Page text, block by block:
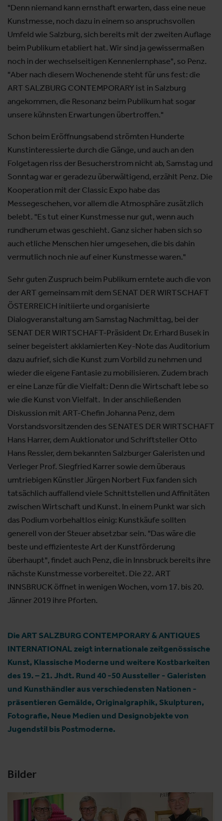
"Denn niemand kann ernsthaft erwarten, dass eine neue
Kunstmesse, noch dazu in einem so anspruchsvollen
Umfeld wie Salzburg, sich bereits mit der zweiten Auflage
beim Publikum etabliert hat. Wir sind ja gewissermaßen
noch in der wechselseitigen Kennenlernphase", so Penz.
"Aber nach diesem Wochenende steht für uns fest: die
ART SALZBURG CONTEMPORARY ist in Salzburg
angekommen, die Resonanz beim Publikum hat sogar
unsere kühnsten Erwartungen übertroffen."
Schon beim Eröffnungsabend strömten Hunderte
Kunstinteressierte durch die Gänge, und auch an den
Folgetagen riss der Besucherstrom nicht ab, Samstag und
Sonntag war er geradezu überwältigend, erzählt Penz. Die
Kooperation mit der Classic Expo habe das
Messegeschehen, vor allem die Atmosphäre zusätzlich
belebt. "Es tut einer Kunstmesse nur gut, wenn auch
rundherum etwas geschieht. Ganz sicher haben sich so
auch etliche Menschen hier umgesehen, die bis dahin
vermutlich noch nie auf einer Kunstmesse waren."
Sehr guten Zuspruch beim Publikum erntete auch die von
der ART gemeinsam mit dem SENAT DER WIRTSCHAFT
ÖSTERREICH initiierte und organisierte
Dialogveranstaltung am Samstag Nachmittag, bei der
SENAT DER WIRTSCHAFT-Präsident Dr. Erhard Busek in
seiner begeistert akklamierten Key-Note das Auditorium
dazu aufrief, sich die Kunst zum Vorbild zu nehmen und
wieder die eigene Fantasie zu mobilisieren. Zudem brach
er eine Lanze für die Vielfalt: Denn die Wirtschaft lebe so
wie die Kunst von Vielfalt. In der anschließenden
Diskussion mit ART-Chefin Johanna Penz, dem
Vorstandsvorsitzenden des SENATES DER WIRTSCHAFT
Hans Harrer, dem Auktionator und Schriftsteller Otto
Hans Ressler, dem bekannten Salzburger Galeristen und
Verleger Prof. Siegfried Karrer sowie dem überaus
umtriebigen Künstler Jürgen Norbert Fux fanden sich
tatsächlich auffallend viele Schnittstellen und Affinitäten
zwischen Wirtschaft und Kunst. In einem Punkt war sich
das Podium vorbehaltlos einig: Kunstkäufe sollten
generell von der Steuer absetzbar sein. "Das wäre die
beste und effizienteste Art der Kunstförderung
überhaupt", findet auch Penz, die in Innsbruck bereits ihre
nächste Kunstmesse vorbereitet. Die 22. ART
INNSBRUCK öffnet in wenigen Wochen, vom 17. bis 20.
Jänner 2019 ihre Pforten.
Die ART SALZBURG CONTEMPORARY & ANTIQUES
INTERNATIONAL zeigt internationale zeitgenössische
Kunst, Klassische Moderne und weitere Kostbarkeiten
des 19. – 21. Jhdt. Rund 40 -50 Aussteller - Galeristen
und Kunsthändler aus verschiedensten Nationen -
präsentieren Gemälde, Originalgraphik, Skulpturen,
Fotografie, Neue Medien und Designobjekte von
Jugendstil bis Postmoderne.
Bilder